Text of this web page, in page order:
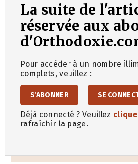
La suite de
réservée aux
Pour accéder à un nombre
complets, veuillez :
S'ABONNER SE
Déjà connecté ? Veuillez
rafraîchir la page.